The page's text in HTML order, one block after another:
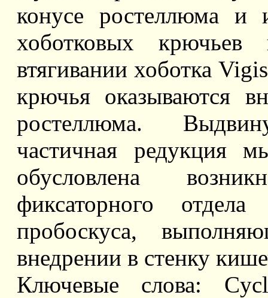
конусе ростеллюма и
хоботковых
втягивании хоботка
крючья оказываются
ростеллюма.
частичная редукция
обусловлена
фиксаторного
пробоскуса,
внедрении в стенку
Ключевые слова: